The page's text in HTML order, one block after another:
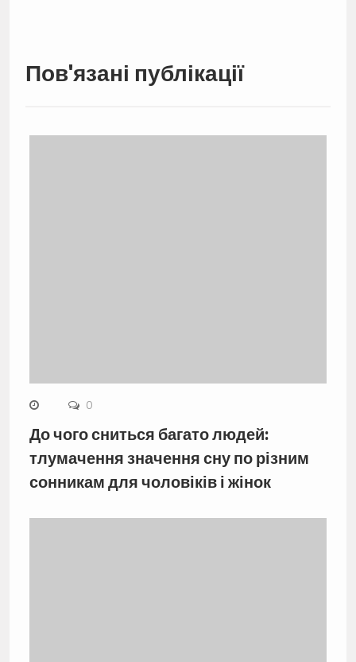
Пов'язані публікації
0
До чого сниться багато людей:
тлумачення значення сну по різним
сонникам для чоловіків і жінок